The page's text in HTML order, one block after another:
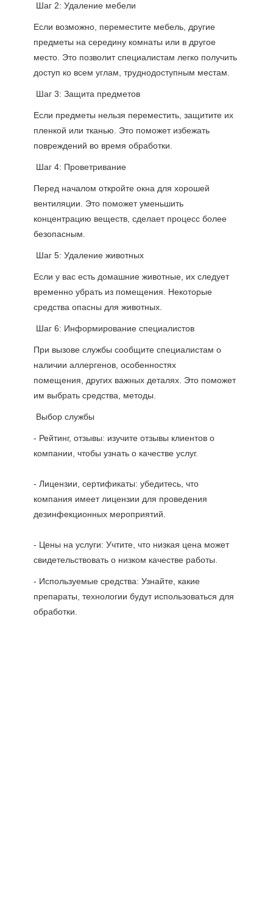
Шаг 2: Удаление мебели
Если возможно, переместите мебель, другие
предметы на середину комнаты или в другое
место. Это позволит специалистам легко получить
доступ ко всем углам, труднодоступным местам.
Шаг 3: Защита предметов
Если предметы нельзя переместить, защитите их
пленкой или тканью. Это поможет избежать
повреждений во время обработки.
Шаг 4: Проветривание
Перед началом откройте окна для хорошей
вентиляции. Это поможет уменьшить
концентрацию веществ, сделает процесс более
безопасным.
Шаг 5: Удаление животных
Если у вас есть домашние животные, их следует
временно убрать из помещения. Некоторые
средства опасны для животных.
Шаг 6: Информирование специалистов
При вызове службы сообщите специалистам о
наличии аллергенов, особенностях
помещения, других важных деталях. Это поможет
им выбрать средства, методы.
Выбор службы
- Рейтинг, отзывы: изучите отзывы клиентов о
компании, чтобы узнать о качестве услуг.
- Лицензии, сертификаты: убедитесь, что
компания имеет лицензии для проведения
дезинфекционных мероприятий.
- Цены на услуги: Учтите, что низкая цена может
свидетельствовать о низком качестве работы.
- Используемые средства: Узнайте, какие
препараты, технологии будут использоваться для
обработки.